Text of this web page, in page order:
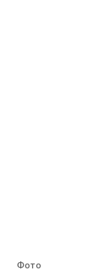
Фото